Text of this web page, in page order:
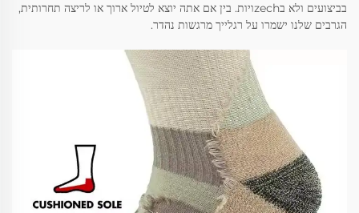
בביצועים ולא בzechויות. בין אם אתה יוצא לטיול ארוך או לריצה תחרותית,
הגרבים שלנו ישמרו על רגלייך מרגשות נהדר.